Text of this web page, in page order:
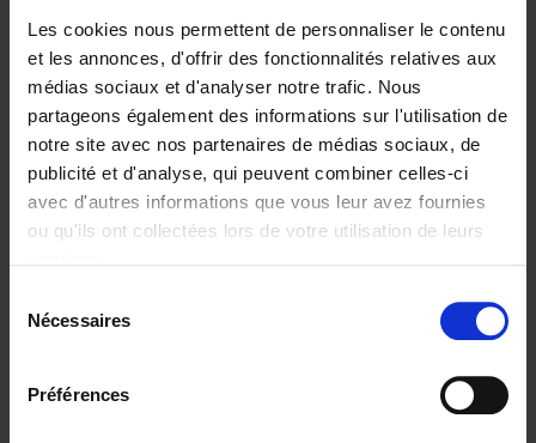
Les cookies nous permettent de personnaliser le contenu
et les annonces, d'offrir des fonctionnalités relatives aux
médias sociaux et d'analyser notre trafic. Nous
partageons également des informations sur l'utilisation de
notre site avec nos partenaires de médias sociaux, de
publicité et d'analyse, qui peuvent combiner celles-ci
avec d'autres informations que vous leur avez fournies
ou qu'ils ont collectées lors de votre utilisation de leurs
Nécessaires
Préférences
Disponibilité : Disponible
Librairie
E-book iBookstore
Auteur Hans Smellinckx over zijn boek '100 dagen
om je stempel te drukken als CEO'